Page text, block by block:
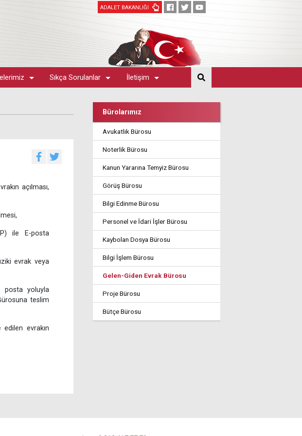
ADALET BAKANLIĞI
Sıkça Sorulanlar İletişim
açılması,
ile E-posta
evrak veya
posta yoluyla
teslim
evrakın
Bürolarımız
Avukatlık Bürosu
Noterlik Bürosu
Kanun Yararına Temyiz Bürosu
Görüş Bürosu
Bilgi Edinme Bürosu
Personel ve İdari İşler Bürosu
Kaybolan Dosya Bürosu
Bilgi İşlem Bürosu
Gelen-Giden Evrak Bürosu
Proje Bürosu
Bütçe Bürosu